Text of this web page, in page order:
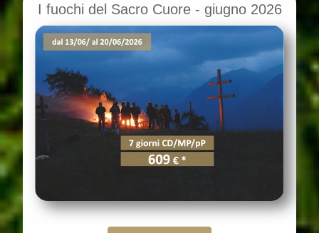
I fuochi del Sacro Cuore - giugno 2026